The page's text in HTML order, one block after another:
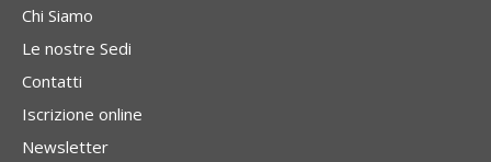
Chi Siamo
Le nostre Sedi
Contatti
Iscrizione online
Newsletter